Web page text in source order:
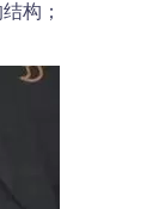
构；